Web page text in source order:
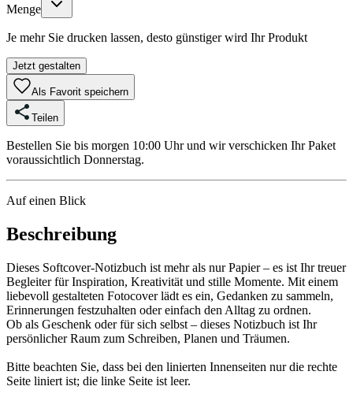
Menge
Je mehr Sie drucken lassen, desto günstiger wird Ihr Produkt
Jetzt gestalten
Als Favorit speichern
Teilen
Bestellen Sie bis morgen 10:00 Uhr und wir verschicken Ihr Paket
voraussichtlich Donnerstag.
Auf einen Blick
Beschreibung
Dieses Softcover-Notizbuch ist mehr als nur Papier – es ist Ihr treuer
Begleiter für Inspiration, Kreativität und stille Momente. Mit einem
liebevoll gestalteten Fotocover lädt es ein, Gedanken zu sammeln,
Erinnerungen festzuhalten oder einfach den Alltag zu ordnen.
Ob als Geschenk oder für sich selbst – dieses Notizbuch ist Ihr
persönlicher Raum zum Schreiben, Planen und Träumen.
Bitte beachten Sie, dass bei den linierten Innenseiten nur die rechte
Seite liniert ist; die linke Seite ist leer.